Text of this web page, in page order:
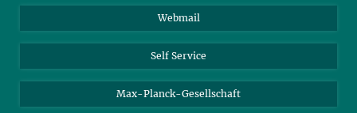
Kolloidchemie
Nachhaltige und Bio-inspirierte Materialien
Webmail
Self Service
Max-Planck-Gesellschaft